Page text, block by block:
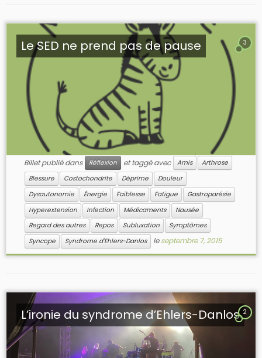
3
Le SED ne prend pas de pause
Billet publié dans Réflexion et taggé avec Amis
Arthrose
Blessure
Costochondrite Déprime
Douleur
Dysautonomie
Énergie Faiblesse Fatigue
Gastroparésie
Hyperextension
Infection Médicaments
Nausée
Regard des autres
Repos Subluxation
Symptômes
Syncope
Syndrome d'Ehlers-Danlos leseptembre 7, 2015
2
L’ironie du syndrome d’Ehlers-Danlos